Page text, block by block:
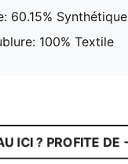
60.15%
100% Textile
ICI ? PROFITE DE